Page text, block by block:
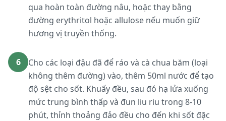
qua hoàn toàn đường nâu, hoặc thay bằng
đường erythritol hoặc allulose nếu muốn giữ
hương vị truyền thống.
6
Cho các loại đậu đã để ráo và cà chua băm (loại
không thêm đường) vào, thêm 50ml nước để tạo
độ sệt cho sốt. Khuấy đều, sau đó hạ lửa xuống
mức trung bình thấp và đun liu riu trong 8-10
phút, thỉnh thoảng đảo đều cho đến khi sốt đặc